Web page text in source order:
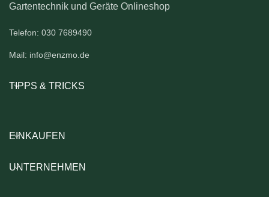
Gartentechnik und Geräte Onlineshop
Telefon: 030 7689490
Mail: info@enzmo.de
TIPPS & TRICKS
EINKAUFEN
UNTERNEHMEN